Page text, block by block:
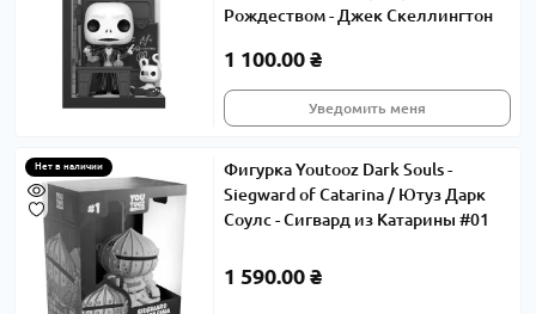
Рождеством - Джек Скеллингтон
1 100.00 ₴
Уведомить меня
Нет в наличии
Фигурка Youtooz Dark Souls -
Siegward of Catarina / Ютуз Дарк
Соулс - Сигвард из Катарины #01
1 590.00 ₴